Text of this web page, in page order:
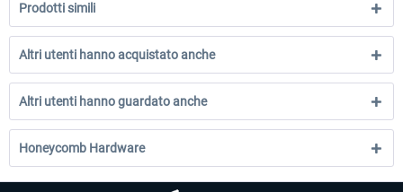
Prodotti simili
Altri utenti hanno acquistato anche
Altri utenti hanno guardato anche
Honeycomb Hardware